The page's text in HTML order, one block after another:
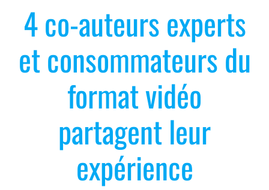
4 co-auteurs experts
et consommateurs du
format vidéo
partagent leur
expérience